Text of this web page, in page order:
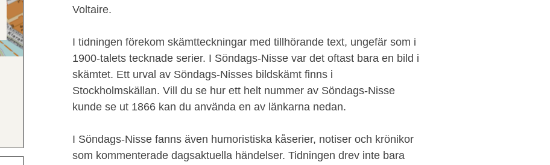
Voltaire.
I tidningen förekom skämtteckningar med tillhörande text, ungefär som i
1900-talets tecknade serier. I Söndags-Nisse var det oftast bara en bild i
skämtet. Ett urval av Söndags-Nisses bildskämt finns i
Stockholmskällan. Vill du se hur ett helt nummer av Söndags-Nisse
kunde se ut 1866 kan du använda en av länkarna nedan.
I Söndags-Nisse fanns även humoristiska kåserier, notiser och krönikor
som kommenterade dagsaktuella händelser. Tidningen drev inte bara